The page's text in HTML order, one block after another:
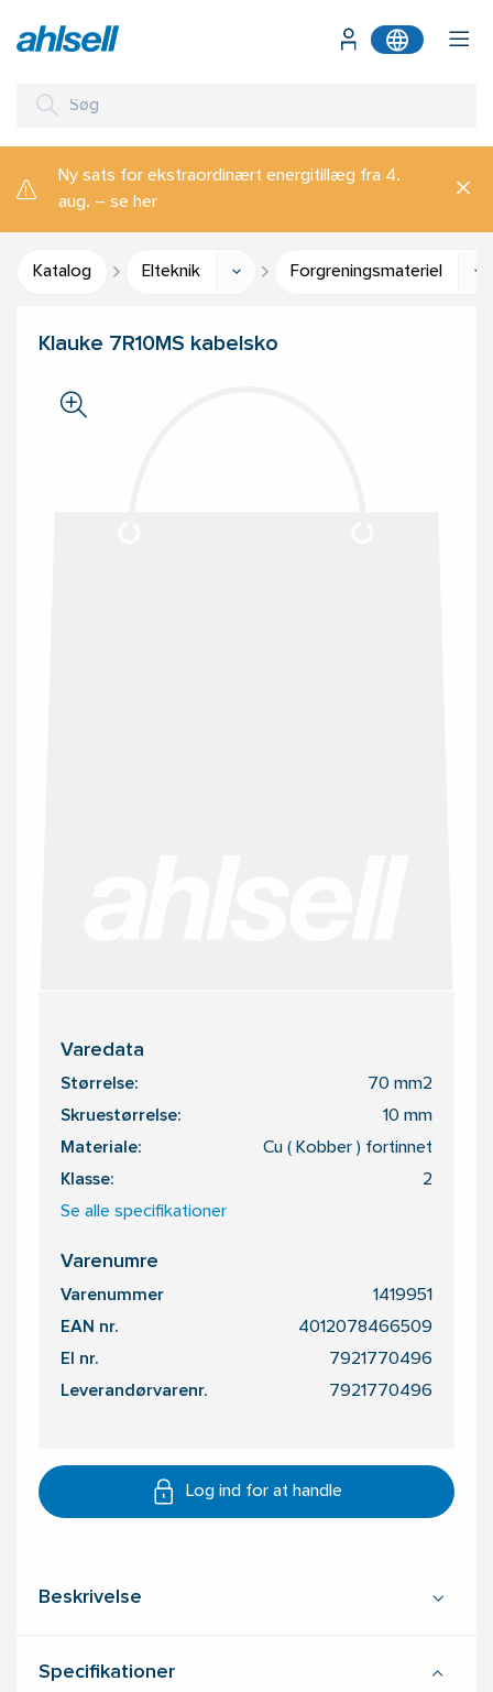
Ny sats for ekstraordinært energitillæg fra 4.
aug. – se her
Katalog Elteknik Forgreningsmateriel
Klauke 7R10MS kabelsko
Varedata
Størrelse: 70 mm2
Skruestørrelse: 10 mm
Materiale: Cu ( Kobber ) fortinnet
Klasse: 2
Se alle specifikationer
Varenumre
Varenummer 1419951
EAN nr. 4012078466509
El nr. 7921770496
Leverandørvarenr. 7921770496
Log ind for at handle
Beskrivelse
Specifikationer